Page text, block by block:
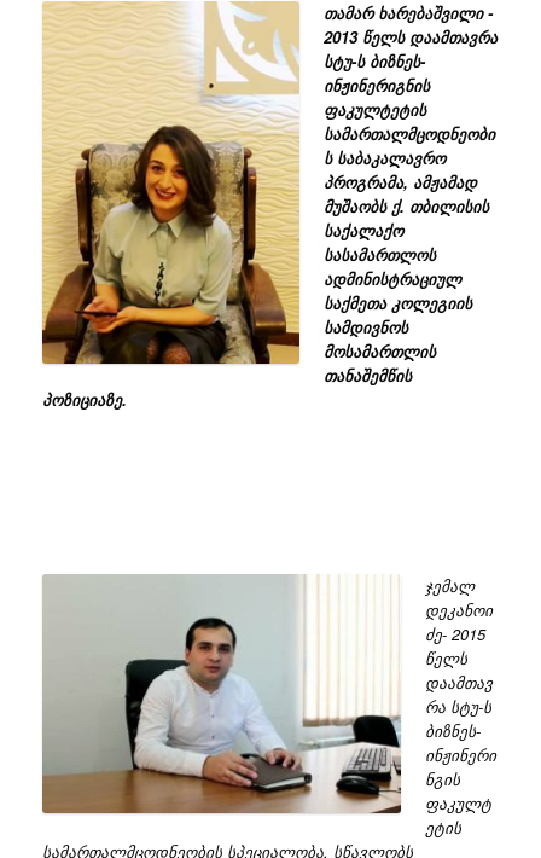
თამარ ხარებაშვილი -
2013 წელს დაამთავრა
სტუ-ს ბიზნეს-
ინჟინერიგნის
ფაკულტეტის
სამართალმცოდნეობი
ს საბაკალავრო
პროგრამა, ამჟამად
მუშაობს ქ. თბილისის
საქალაქო
სასამართლოს
ადმინისტრაციულ
საქმეთა კოლეგიის
სამდივნოს
მოსამართლის
თანაშემწის
პოზიციაზე.
ჯემალ
დეკანოი
ძე- 2015
წელს
დაამთავ
რა სტუ-ს
ბიზნეს-
ინჟინერი
ნგის
ფაკულტ
ეტის
სამართალმცოდნეობის სპეციალობა, სწავლობს